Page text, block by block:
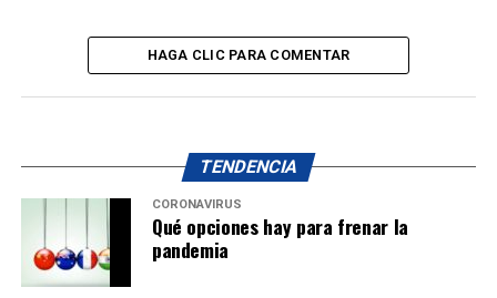
HAGA CLIC PARA COMENTAR
TENDENCIA
CORONAVIRUS
Qué opciones hay para frenar la
pandemia